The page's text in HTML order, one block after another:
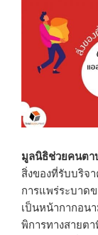
มูลนิธิช่วยคนตา
สิ่งของที่รับบริจ
การแพร่ระบาดข
เป็นหน้ากากอน
พิการทางสายต